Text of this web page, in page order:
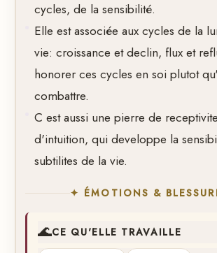
cycles, de la sensibilité.
Elle est associée aux cycles de la
vie: croissance et declin, flux et
honorer ces cycles en soi plutot
combattre.
C est aussi une pierre de
d'intuition, qui developpe la
subtilites de la vie.
✦ ÉMOTIONS &
🌊CE QU'ELLE TRAVAILLE